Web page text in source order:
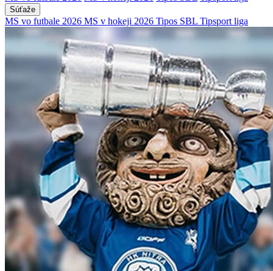
Súťaže
MS vo futbale 2026 MS v hokeji 2026 Tipos SBL Tipsport liga